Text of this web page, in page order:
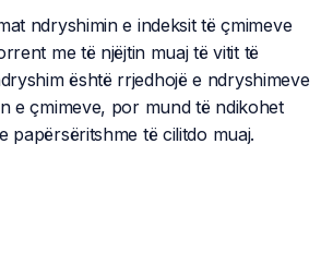
ndryshimin e indeksit të çmimeve
me të njëjtin muaj të vitit të
është rrjedhojë e ndryshimeve
e çmimeve, por mund të ndikohet
papërsëritshme të cilitdo muaj.